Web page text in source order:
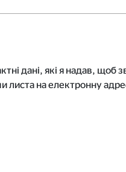
дані, які я надав, щоб
листа на електронну